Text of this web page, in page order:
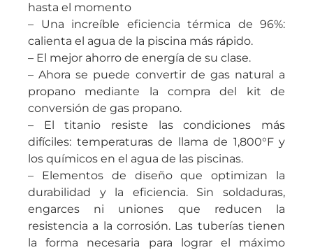
hasta el momento
– Una increíble eficiencia térmica de 96%:
calienta el agua de la piscina más rápido.
– El mejor ahorro de energía de su clase.
– Ahora se puede convertir de gas natural a
propano mediante la compra del kit de
conversión de gas propano.
– El titanio resiste las condiciones más
difíciles: temperaturas de llama de 1,800°F y
los químicos en el agua de las piscinas.
– Elementos de diseño que optimizan la
durabilidad y la eficiencia. Sin soldaduras,
engarces ni uniones que reducen la
resistencia a la corrosión. Las tuberías tienen
la forma necesaria para lograr el máximo